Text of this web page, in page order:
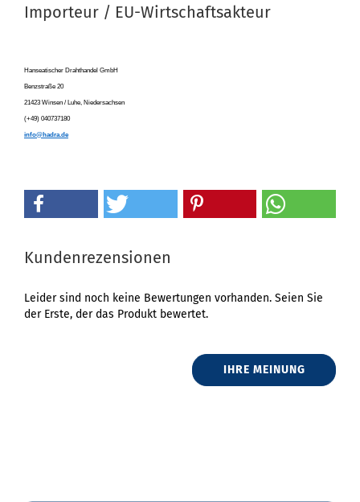
Importeur / EU-Wirtschaftsakteur
Hanseatischer Drahthandel GmbH
Benzstraße 20
21423 Winsen / Luhe, Niedersachsen
(+49) 040737180
info@hadra.de
Kundenrezensionen
Leider sind noch keine Bewertungen vorhanden. Seien Sie
der Erste, der das Produkt bewertet.
IHRE MEINUNG